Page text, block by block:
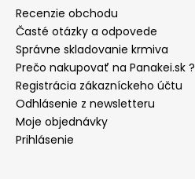
Recenzie obchodu
Časté otázky a odpovede
Správne skladovanie krmiva
Prečo nakupovať na Panakei.sk ?
Registrácia zákazníckeho účtu
Odhlásenie z newsletteru
Moje objednávky
Prihlásenie